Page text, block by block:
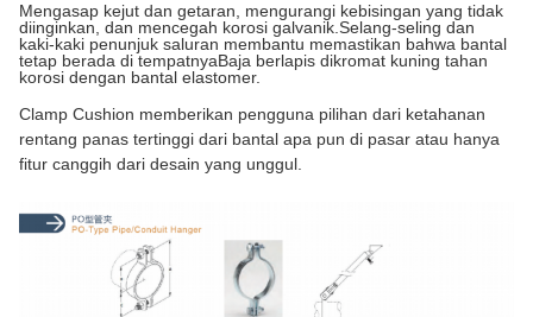
Mengasap kejut dan getaran, mengurangi kebisingan yang tidak
diinginkan, dan mencegah korosi galvanik.Selang-seling dan
kaki-kaki penunjuk saluran membantu memastikan bahwa bantal
tetap berada di tempatnyaBaja berlapis dikromat kuning tahan
korosi dengan bantal elastomer.
Clamp Cushion memberikan pengguna pilihan dari ketahanan
rentang panas tertinggi dari bantal apa pun di pasar atau hanya
fitur canggih dari desain yang unggul.